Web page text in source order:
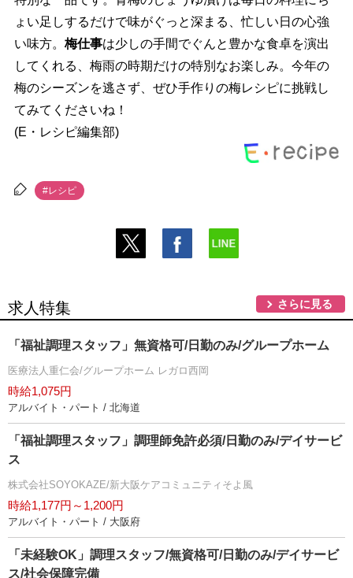
ょい足しするだけで味がぐっと深まる、忙しい日の心強
い味方。 梅仕事は少しの手間でぐんと豊かな食卓を演出
してくれる、梅雨の時期だけの特別なお楽しみ。今年の
梅のシーズンを逃さず、ぜひ手作りの梅レシピに挑戦し
てみてくださいね！
(E・レシピ編集部)
#レシピ
求人特集 さらに見る
「福祉調理スタッフ」無資格可/日勤のみ/グループホーム
医療法人重仁会/グループホーム レガロ西岡
時給1,075円
アルバイト・パート / 北海道
「福祉調理スタッフ」調理師免許必須/日勤のみ/デイサービ
ス
株式会社SOYOKAZE/新大阪ケアコミュニティそよ風
時給1,177円～1,200円
アルバイト・パート / 大阪府
「未経験OK」調理スタッフ/無資格可/日勤のみ/デイサービ
ス/社会保障完備